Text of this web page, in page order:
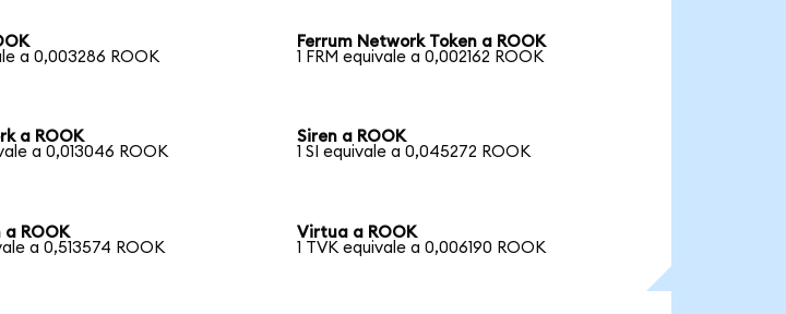
a 0,003286 ROOK
Ferrum Network Token a ROOK
1 FRM equivale a 0,002162 ROOK
a ROOK
a 0,013046 ROOK
Siren a ROOK
1 SI equivale a 0,045272 ROOK
a ROOK
a 0,513574 ROOK
Virtua a ROOK
1 TVK equivale a 0,006190 ROOK